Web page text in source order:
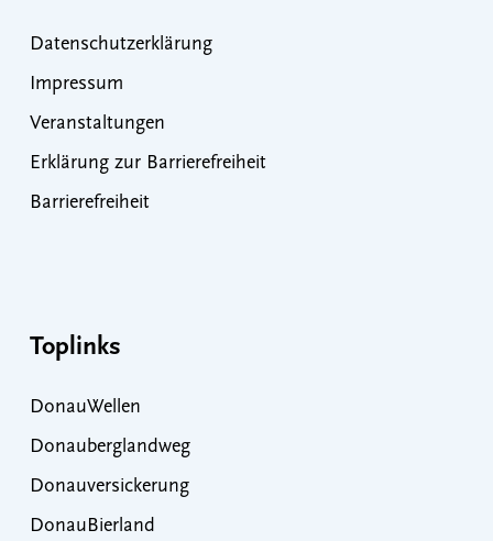
Datenschutzerklärung
Impressum
Veranstaltungen
Erklärung zur Barrierefreiheit
Barrierefreiheit
Toplinks
DonauWellen
Donauberglandweg
Donauversickerung
DonauBierland